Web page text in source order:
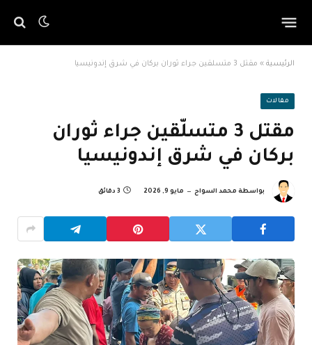
الرئيسية » مقتل 3 متسلّقين جراء ثوران بركان في شرق إندونيسيا
مقالات
مقتل 3 متسلّقين جراء ثوران
بركان في شرق إندونيسيا
بواسطة محمد السواح مايو 9, 2026 3 دقائق